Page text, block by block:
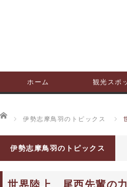
ホーム 観光スポ
ホーム
伊勢志摩鳥羽のトピックス
伊勢志摩鳥羽のトピックス
世界陸上 尾西先輩の